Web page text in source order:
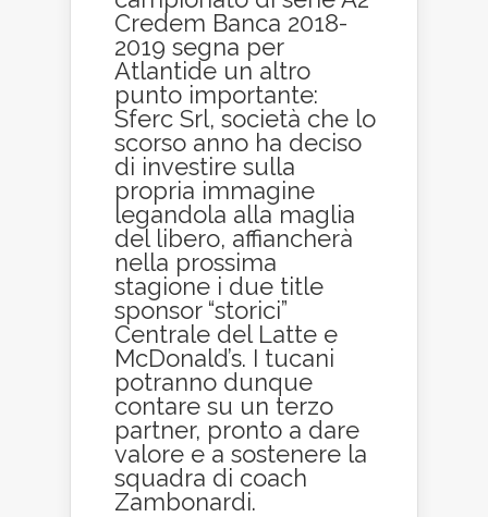
Credem Banca 2018-
2019 segna per
Atlantide un altro
punto importante:
Sferc Srl, società che lo
scorso anno ha deciso
di investire sulla
propria immagine
legandola alla maglia
del libero, affiancherà
nella prossima
stagione i due title
sponsor “storici”
Centrale del Latte e
McDonald’s. I tucani
potranno dunque
contare su un terzo
partner, pronto a dare
valore e a sostenere la
squadra di coach
Zambonardi.